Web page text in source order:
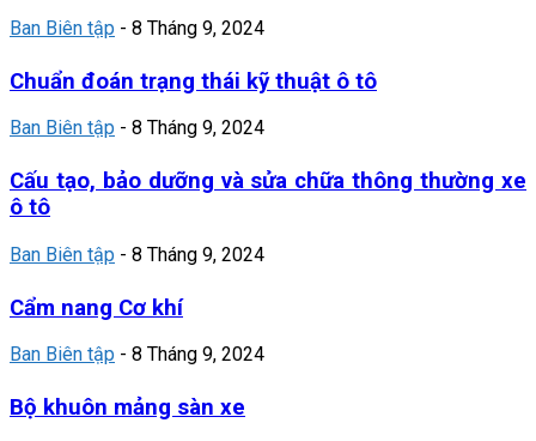
Ban Biên tập - 8 Tháng 9, 2024
Chuẩn đoán trạng thái kỹ thuật ô tô
Ban Biên tập - 8 Tháng 9, 2024
Cấu tạo, bảo dưỡng và sửa chữa thông thường xe
ô tô
Ban Biên tập - 8 Tháng 9, 2024
Cẩm nang Cơ khí
Ban Biên tập - 8 Tháng 9, 2024
Bộ khuôn mảng sàn xe